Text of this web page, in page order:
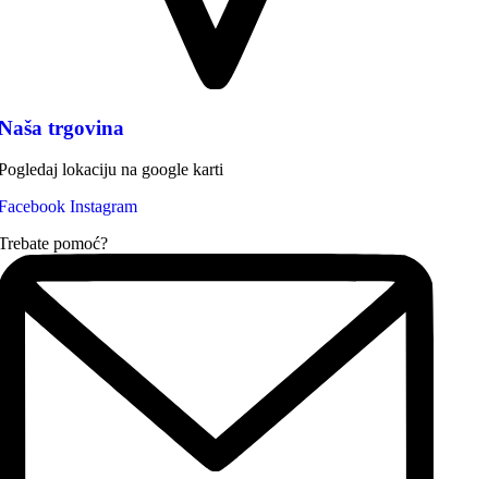
trgovina
lokaciju na google karti
Instagram
pomoć?